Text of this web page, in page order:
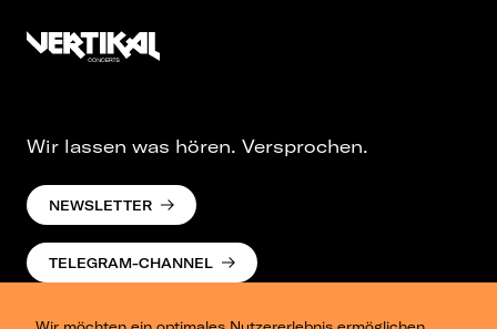
Wir lassen was hören. Versprochen.
NEWSLETTER
TELEGRAM-CHANNEL